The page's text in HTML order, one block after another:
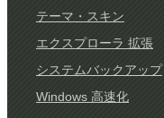
テーマ・スキン
エクスプローラ 拡張
システムバックアップ
Windows 高速化